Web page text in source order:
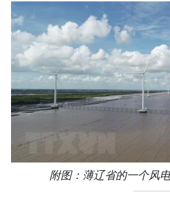
附图：薄辽省的一个风